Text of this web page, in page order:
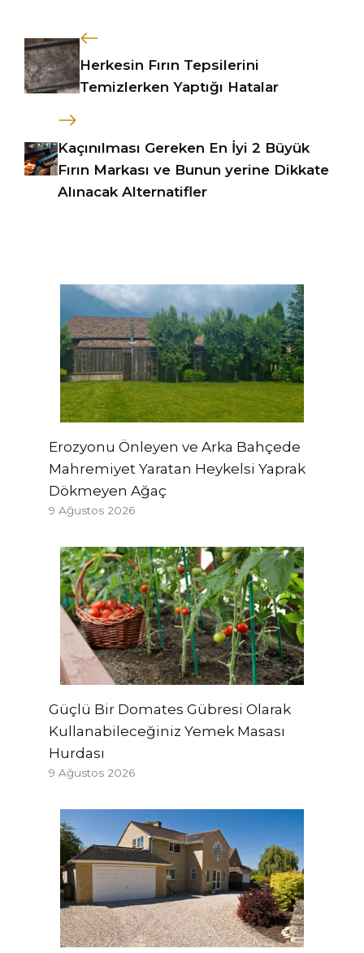
Herkesin Fırın Tepsilerini
Temizlerken Yaptığı Hatalar
Kaçınılması Gereken En İyi 2 Büyük
Fırın Markası ve Bunun yerine Dikkate
Alınacak Alternatifler
Erozyonu Önleyen ve Arka Bahçede
Mahremiyet Yaratan Heykelsi Yaprak
Dökmeyen Ağaç
9 Ağustos 2026
Güçlü Bir Domates Gübresi Olarak
Kullanabileceğiniz Yemek Masası
Hurdası
9 Ağustos 2026